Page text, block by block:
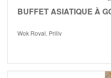
BUFFET ASIATIQUE À
Wok Royal, Prilly